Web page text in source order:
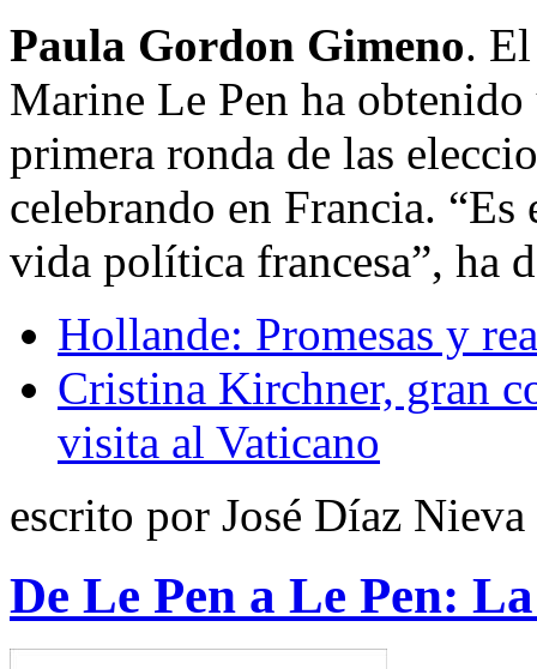
Paula Gordon Gimeno.
Marine Le Pen ha
primera ronda de las
celebrando en Francia.
vida política francesa”, ha
Hollande: Promesas y
Cristina Kirchner, gran
visita al Vaticano
escrito por José Díaz
De Le Pen a Le Pen: